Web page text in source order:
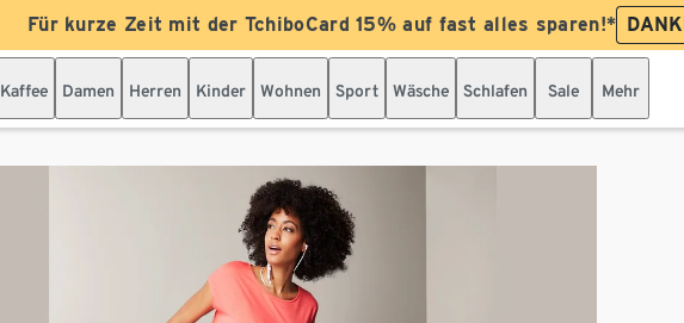
Für kurze Zeit mit der TchiboCard 15% auf fast alles sparen!*
Kaffee Damen Herren Kinder Wohnen Sport Wäsche Schlafen Sale Mehr